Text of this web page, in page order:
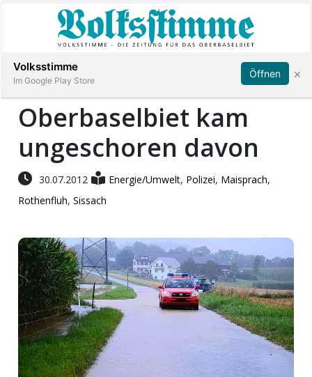
Veranstaltungen
E-
Paper
App
Abonnieren Anmelden
Oberbaselbiet kam
ungeschoren davon
30.07.2012 Energie/Umwelt, Polizei, Maisprach,
Rothenfluh,Sissach
Volksstimme
Im Google Play Store
Öffnen ×